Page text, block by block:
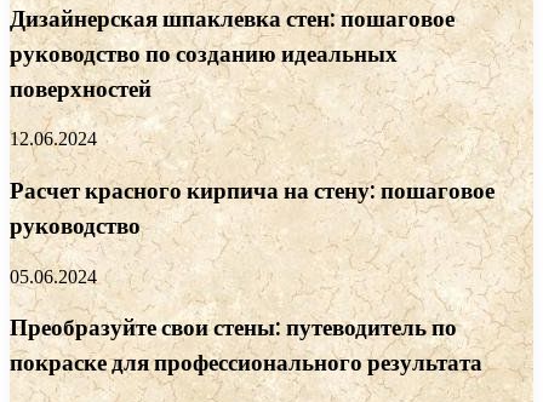
Дизайнерская шпаклевка стен: пошаговое
руководство по созданию идеальных
поверхностей
12.06.2024
Расчет красного кирпича на стену: пошаговое
руководство
05.06.2024
Преобразуйте свои стены: путеводитель по
покраске для профессионального результата